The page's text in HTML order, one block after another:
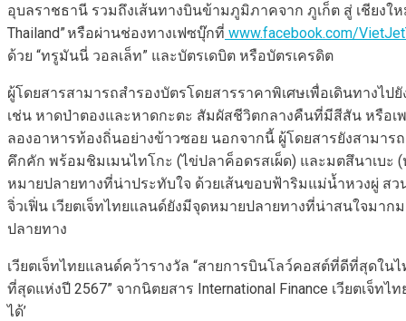
อุบลราชธานี รวมถึงเส้นทางบินข้ามภูมิภาคจาก ภูเก็ต สู่ เชียงใ
Thailand” หรือผ่านช่องทางเฟซบุ๊กที่ www.facebook.com/
ด้วย “ทรูมันนี่ วอลเล็ท” และบัตรเดบิต หรือบัตรเครดิต
ผู้โดยสารสามารถสำรองบัตรโดยสารราคาพิเศษเพื่อเดินทางไ
เช่น หาดป่าตองและหาดกะตะ สัมผัสชีวิตกลางคืนที่มีสีสัน หรือเ
ลองอาหารท้องถิ่นอย่างข้าวซอย นอกจากนี้ ผู้โดยสารยังสามา
คึกคัก พร้อมชิมเมนไทโกะ (ไข่ปลาค็อดรสเผ็ด) และมตสึนาเบะ
หมายปลายทางที่น่าประทับใจ ด้วยเส้นขอบฟ้าริมแม่น้ำหวงผู่ ส
จิ่วเฟิ่น เวียตเจ็ทไทยแลนด์ยังมีจุดหมายปลายทางที่น่าสนใจมาก
ปลายทาง
เวียตเจ็ทไทยแลนด์คว้ารางวัล “สายการบินโลว์คอสต์ที่ดีที่สุดใ
ที่สุดแห่งปี 2567” จากนิตยสาร International Finance เวียตเจ็ท
ได้’